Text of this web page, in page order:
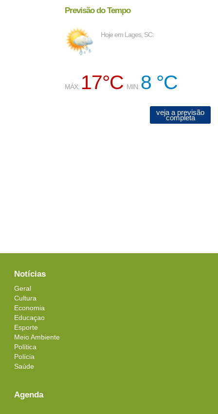
Previsão do Tempo
Hoje em Lages, SC:
MÁX: 17°C MIN: 8 °C
veja a previsão
completa
Notícias
Geral
Cultura
Economia
Educaçao
Esporte
Meio Ambiente
Política
Polícia
Saúde
Agenda